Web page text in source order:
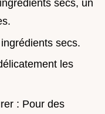
secs, un
secs.
les
: Pour des